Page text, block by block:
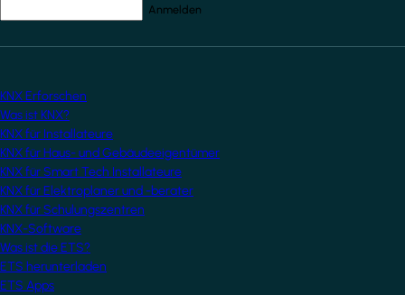
KNX Erforschen
Was ist KNX?
KNX für Installateure
KNX für Haus- und Gebäudeeigentümer
KNX für Smart Tech Installateure
KNX für Elektroplaner und -berater
KNX für Schulungszentren
KNX-Software
Was ist die ETS?
ETS herunterladen
ETS Apps